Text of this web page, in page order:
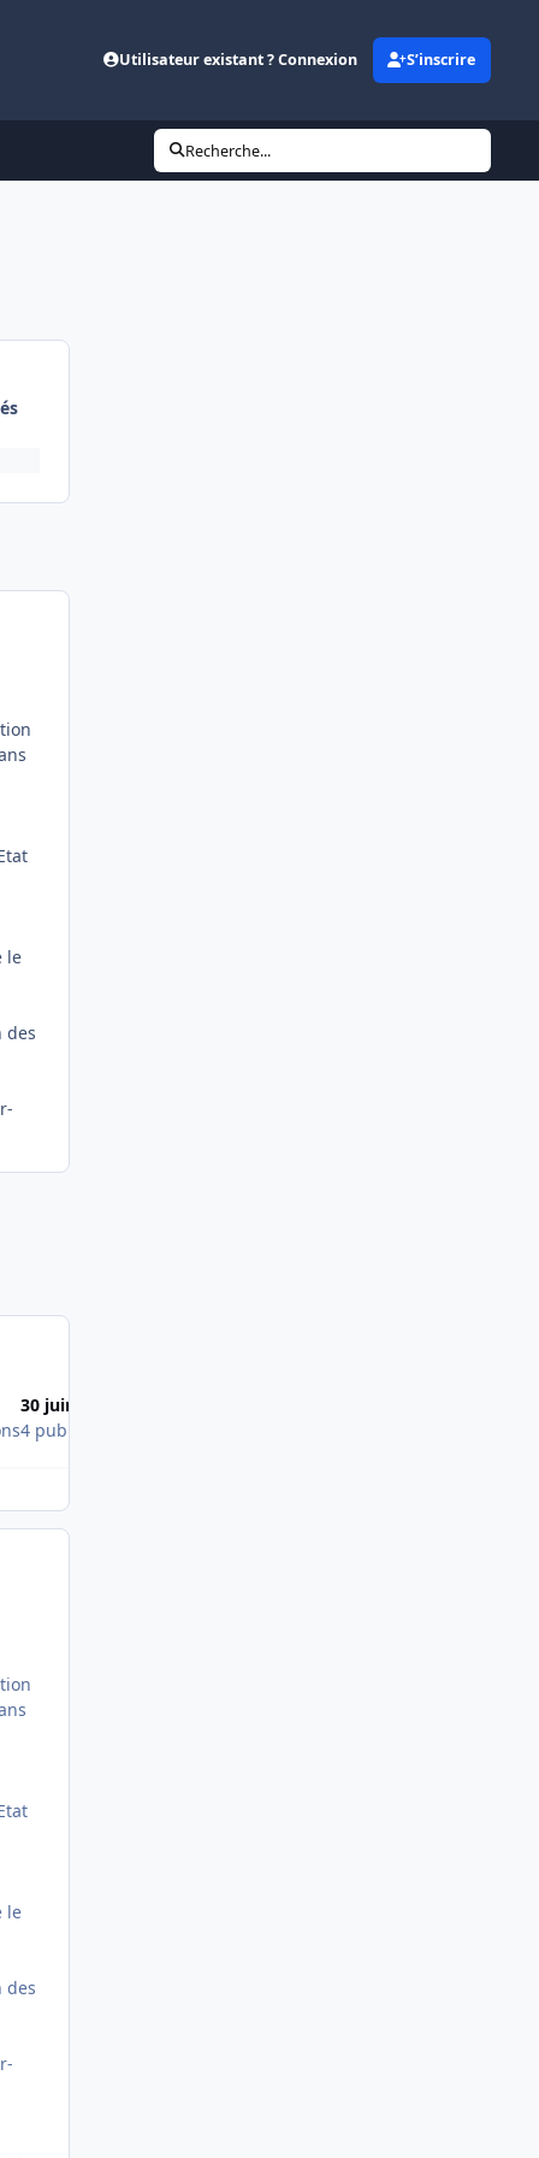
Utilisateur existant ? Connexion S’inscrire
Recherche...
le
des
30 juin 2010
4 publications
le
des